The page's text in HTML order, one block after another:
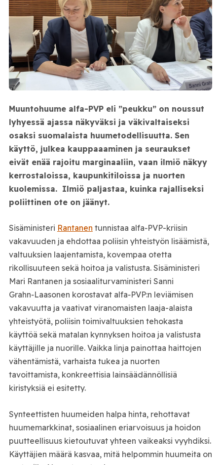
Muuntohuume alfa-PVP eli ”peukku” on noussut
lyhyessä ajassa näkyväksi ja väkivaltaiseksi
osaksi suomalaista huumetodellisuutta. Sen
käyttö, julkea kauppaaaminen ja seuraukset
eivät enää rajoitu marginaaliin, vaan ilmiö näkyy
kerrostaloissa, kaupunkitiloissa ja nuorten
kuolemissa. Ilmiö paljastaa, kuinka rajalliseksi
poliittinen ote on jäänyt.
Sisäministeri Rantanen tunnistaa alfa‑PVP-kriisin
vakavuuden ja ehdottaa poliisin yhteistyön lisäämistä,
valtuuksien laajentamista, kovempaa otetta
rikollisuuteen sekä hoitoa ja valistusta. Sisäministeri
Mari Rantanen ja sosiaaliturvaministeri Sanni
Grahn‑Laasonen korostavat alfa‑PVP:n leviämisen
vakavuutta ja vaativat viranomaisten laaja-alaista
yhteistyötä, poliisin toimivaltuuksien tehokasta
käyttöä sekä matalan kynnyksen hoitoa ja valistusta
käyttäjille ja nuorille. Vaikka linja painottaa haittojen
vähentämistä, varhaista tukea ja nuorten
tavoittamista, konkreettisia lainsäädännöllisiä
kiristyksiä ei esitetty.
Synteettisten huumeiden halpa hinta, rehottavat
huumemarkkinat, sosiaalinen eriarvoisuus ja hoidon
puutteellisuus kietoutuvat yhteen vaikeaksi vyyhdiksi.
Käyttäjien määrä kasvaa, mitä helpommin huumeita on